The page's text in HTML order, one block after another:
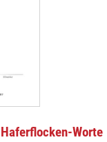
Worte